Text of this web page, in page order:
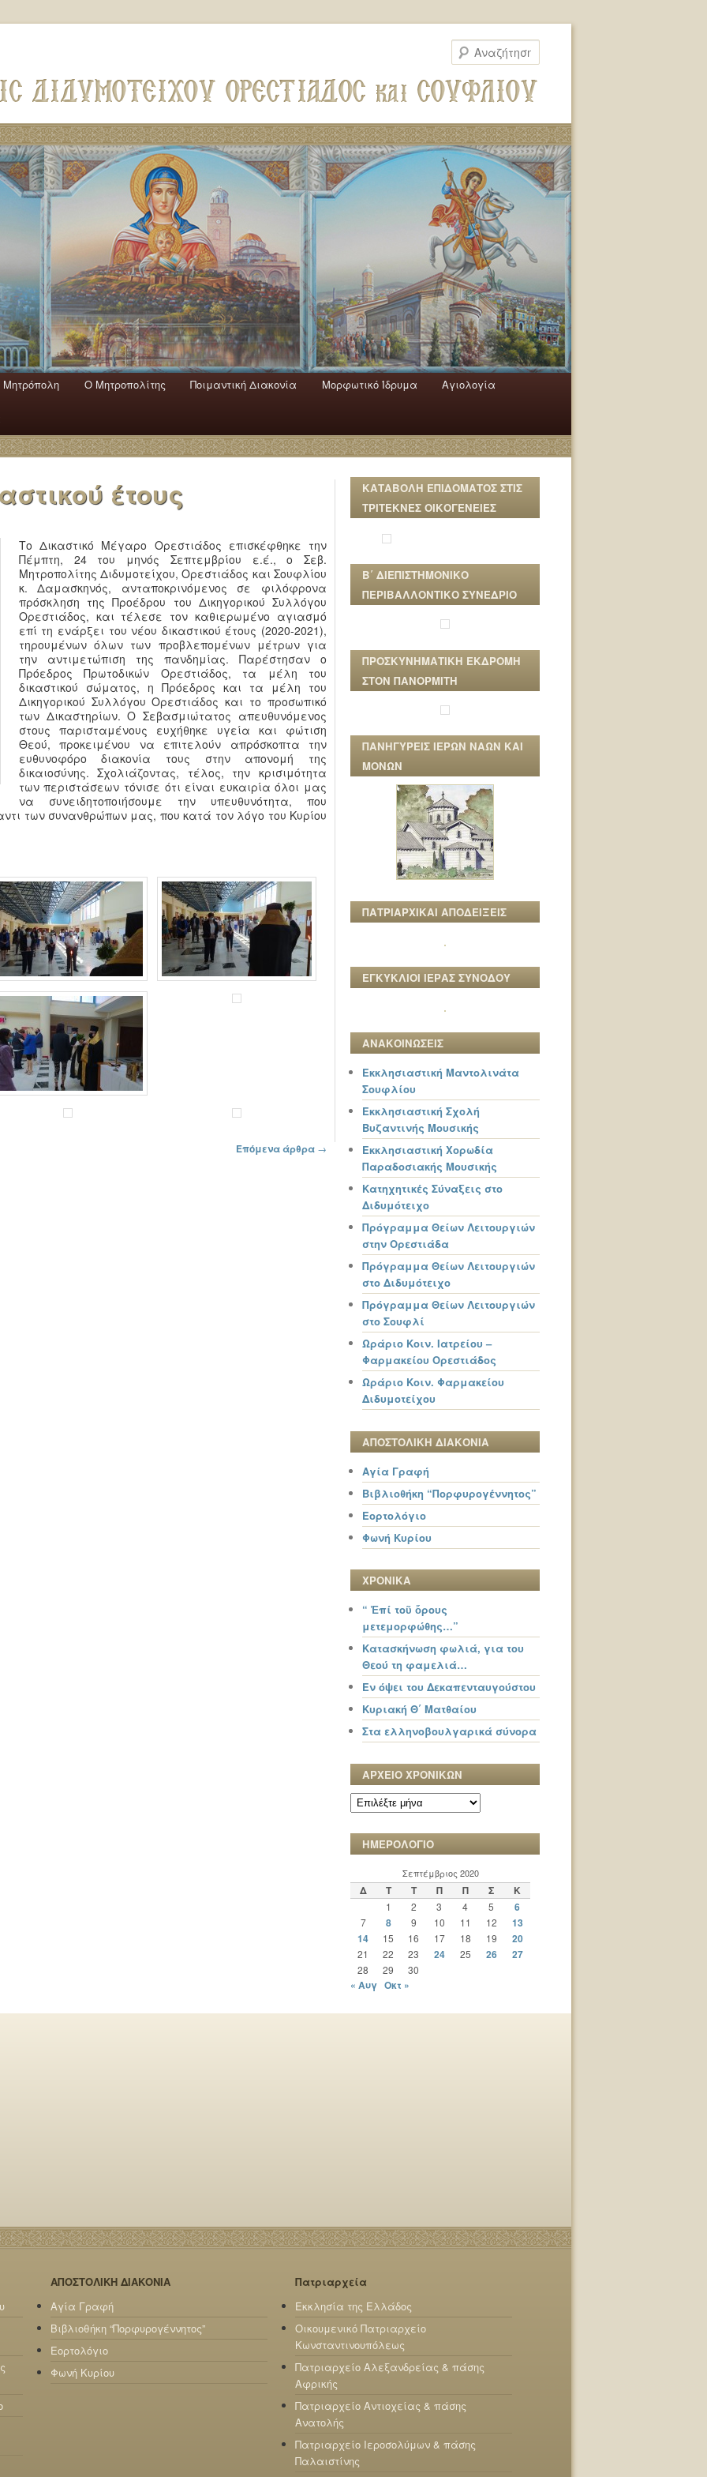
Mητρόπολη Ο Mητροπολίτης Ποιμαντική Διακονία Μορφωτικό Ίδρυμα Αγιολογία
έτους
Το Δικαστικό Μέγαρο Ορεστιάδος επισκέφθηκε την
Πέμπτη, 24 του μηνός Σεπτεμβρίου ε.έ., ο Σεβ.
Μητροπολίτης Διδυμοτείχου, Ορεστιάδος και Σουφλίου
κ. Δαμασκηνός, ανταποκρινόμενος σε φιλόφρονα
πρόσκληση της Προέδρου του Δικηγορικού Συλλόγου
Ορεστιάδος, και τέλεσε τον καθιερωμένο αγιασμό
επί τη ενάρξει του νέου δικαστικού έτους (2020-2021),
τηρουμένων όλων των προβλεπομένων μέτρων για
την αντιμετώπιση της πανδημίας. Παρέστησαν ο
Πρόεδρος Πρωτοδικών Ορεστιάδος, τα μέλη του
δικαστικού σώματος, η Πρόεδρος και τα μέλη του
Δικηγορικού Συλλόγου Ορεστιάδος και το προσωπικό
των Δικαστηρίων. Ο Σεβασμιώτατος απευθυνόμενος
στους παρισταμένους ευχήθηκε υγεία και φώτιση
Θεού, προκειμένου να επιτελούν απρόσκοπτα την
ευθυνοφόρο διακονία τους στην απονομή της
δικαιοσύνης. Σχολιάζοντας, τέλος, την κρισιμότητα
των περιστάσεων τόνισε ότι είναι ευκαιρία όλοι μας
να συνειδητοποιήσουμε την υπευθυνότητα, που
των συνανθρώπων μας, που κατά τον λόγο του Κυρίου
Επόμενα άρθρα →
ΚΑΤΑΒΟΛΗ ΕΠΙΔΟΜΑΤΟΣ ΣΤΙΣ
ΤΡΙΤΕΚΝΕΣ ΟΙΚΟΓΕΝΕΙΕΣ
Β΄ ΔΙΕΠΙΣΤΗΜΟΝΙΚΟ
ΠΕΡΙΒΑΛΛΟΝΤΙΚΟ ΣΥΝΕΔΡΙΟ
ΠΡΟΣΚΥΝΗΜΑΤΙΚΗ ΕΚΔΡΟΜΗ
ΣΤΟΝ ΠΑΝΟΡΜΙΤΗ
ΠΑΝΗΓΥΡΕΙΣ ΙΕΡΩΝ ΝΑΩΝ ΚΑΙ
ΜΟΝΩΝ
ΠΑΤΡΙΑΡΧΙΚΑΙ ΑΠΟΔΕΙΞΕΙΣ
ΕΓΚΥΚΛΙΟΙ ΙΕΡΑΣ ΣΥΝΟΔΟΥ
ΑΝΑΚΟΙΝΩΣΕΙΣ
Εκκλησιαστική Μαντολινάτα
Σουφλίου
Εκκλησιαστική Σχολή
Βυζαντινής Μουσικής
Εκκλησιαστική Χορωδία
Παραδοσιακής Μουσικής
Κατηχητικές Σύναξεις στο
Διδυμότειχο
Πρόγραμμα Θείων Λειτουργιών
στην Ορεστιάδα
Πρόγραμμα Θείων Λειτουργιών
στο Διδυμότειχο
Πρόγραμμα Θείων Λειτουργιών
στο Σουφλί
Ωράριο Κοιν. Ιατρείου –
Φαρμακείου Ορεστιάδος
Ωράριο Κοιν. Φαρμακείου
Διδυμοτείχου
ΑΠΟΣΤΟΛΙΚΗ ΔΙΑΚΟΝΙΑ
Αγία Γραφή
Βιβλιοθήκη “Πορφυρογέννητος”
Εορτολόγιο
Φωνή Κυρίου
ΧΡΟΝΙΚΑ
“ Ἐπί τοῦ ὄρους
μετεμορφώθης…”
Κατασκήνωση φωλιά, για του
Θεού τη φαμελιά…
Εν όψει του Δεκαπενταυγούστου
Κυριακή Θ΄ Ματθαίου
Στα ελληνοβουλγαρικά σύνορα
ΑΡΧΕΙΟ ΧΡΟΝΙΚΩΝ
ΑΡΧΕΙΟ
ΧΡΟΝΙΚΩΝ
ΗΜΕΡΟΛΟΓΙΟ
Σεπτέμβριος 2020
Δ Τ Τ Π Π Σ Κ
1 2 3 4 5 6
7 8 9 10 11 12
13
14
15 16 17 18 19 20
21 22 23 24 25 26 27
28 29 30
« Αυγ Οκτ »
ΑΠΟΣΤΟΛΙΚΗ ΔΙΑΚΟΝΙΑ
Αγία Γραφή
Βιβλιοθήκη “Πορφυρογέννητος”
Εορτολόγιο
Φωνή Κυρίου
Πατριαρχεία
Εκκλησία της Ελλάδος
Οικουμενικό Πατριαρχείο
Κωνσταντινουπόλεως
Πατριαρχείο Αλεξανδρείας & πάσης
Αφρικής
Πατριαρχείο Αντιοχείας & πάσης
Ανατολής
Πατριαρχείο Ιεροσολύμων & πάσης
Παλαιστίνης